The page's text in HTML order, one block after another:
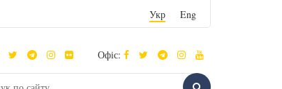
Укр Eng
Офіс: